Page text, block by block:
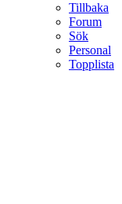
Tillbaka
Forum
Sök
Personal
Topplista